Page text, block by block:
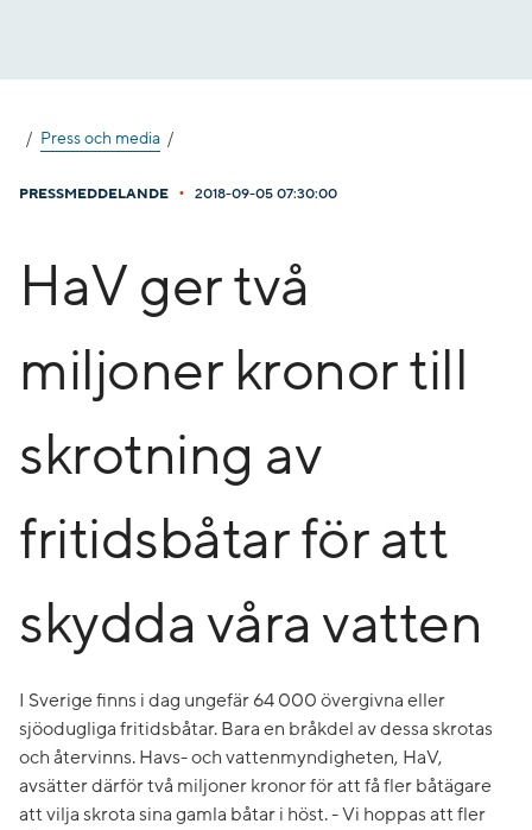
Press och media
PRESSMEDDELANDE • 2018-09-05 07:30:00
HaV ger två
miljoner kronor till
skrotning av
fritidsbåtar för att
skydda våra vatten
​I Sverige finns i dag ungefär 64 000 övergivna eller
sjöodugliga fritidsbåtar. Bara en bråkdel av dessa skrotas
och återvinns. Havs- och vattenmyndigheten, HaV,
avsätter därför två miljoner kronor för att få fler båtägare
att vilja skrota sina gamla båtar i höst. - Vi hoppas att fler